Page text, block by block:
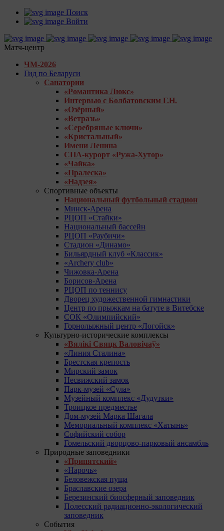
Поиск
Войти
Матч-центр
ЧМ-2026
Гид по Беларуси
Санатории
«Романтика Люкс»
Интервью с Болбатовским Г.Н.
«Озёрный»
«Ветразь»
«Серебряные ключи»
«Кристальный»
Имени Ленина
СПА-курорт «Ружа-Хутор»
«Чайка»
«Пралеска»
«Надзея»
Спортивные объекты
Национальный футбольный стадион
Минск-Арена
РЦОП «Стайки»
Национальный бассейн
РЦОП «Раубичи»
Стадион «Динамо»
Бильярдный клуб «Классик»
«Archery club»
Чижовка-Арена
Борисов-Арена
РЦОП по теннису
Дворец художественной гимнастики
Центр по прыжкам на батуте в Витебске
СОК «Олимпийский»
Горнолыжный центр «Логойск»
Культурно-исторические комплексы
«Вялікі Свяцк Валовічаў»
«Линия Сталина»
Брестская крепость
Мирский замок
Несвижский замок
Парк-музей «Сула»
Музейный комплекс «Дудутки»
Троицкое предместье
Дом-музей Марка Шагала
Мемориальный комплекс «Хатынь»
Софийский собор
Гомельский дворцово-парковый ансамбль
Природные заповедники
«Припятский»
«Нарочь»
Беловежская пуща
Браславские озера
Березинский биосферный заповедник
Полесский радиационно-экологический
заповедник
События